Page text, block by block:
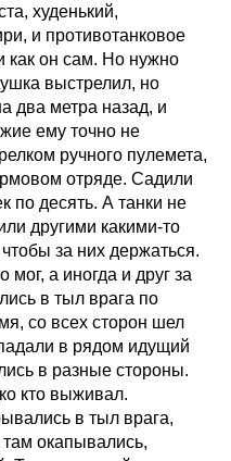
худенький,
и противотанковое
как он сам. Но нужно
выстрелил, но
два метра назад, и
ему точно не
ручного пулемета,
отряде. Садили
по десять. А танки не
другими какими-то
за них держаться.
мог, а иногда и друг за
в тыл врага по
со всех сторон шел
в рядом идущий
в разные стороны.
кто выживал.
в тыл врага,
окапывались,